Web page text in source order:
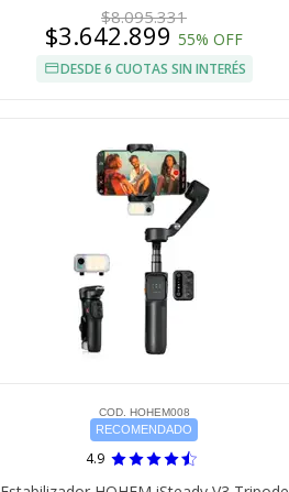
$8.095.331
$3.642.899 55% OFF
DESDE 6 CUOTAS SIN INTERÉS
COD. HOHEM008
RECOMENDADO
4.9